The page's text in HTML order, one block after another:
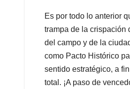
Es por todo lo anterior
trampa de la crispación
del campo y de la
como Pacto Histórico
sentido estratégico, a
total. ¡A paso de